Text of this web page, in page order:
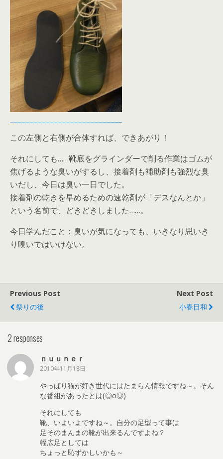
この左側と右側が合体すれば、できあがり！
それにしても……靴底をグラインダーで削る作業はゴムが
焦げるような臭いがするし、接着剤も補助剤も強烈な臭
いだし、今日は臭い一日でした。
接着剤の乾きを早めるための速乾剤が「デスなんとか」
という名前で、どきどきしました……。
今日学んだこと：臭いが気になっても、いきなり思いき
り嗅いではいけない。
Previous Post
祭りの後
Next Post
小春日和
2 responses
ｎｕｕｎｅｒ
2010年11月18日
やっぱり猫が好き世代にはたまらん情報ですね～。そん
な番組があったとは(◎o◎)
それにしても
靴、いよいよですね～。自分の足型って事は
足そのまんまの靴が出来るんですよね？
幅広足としては
ちょっと恥ずかしいかも～